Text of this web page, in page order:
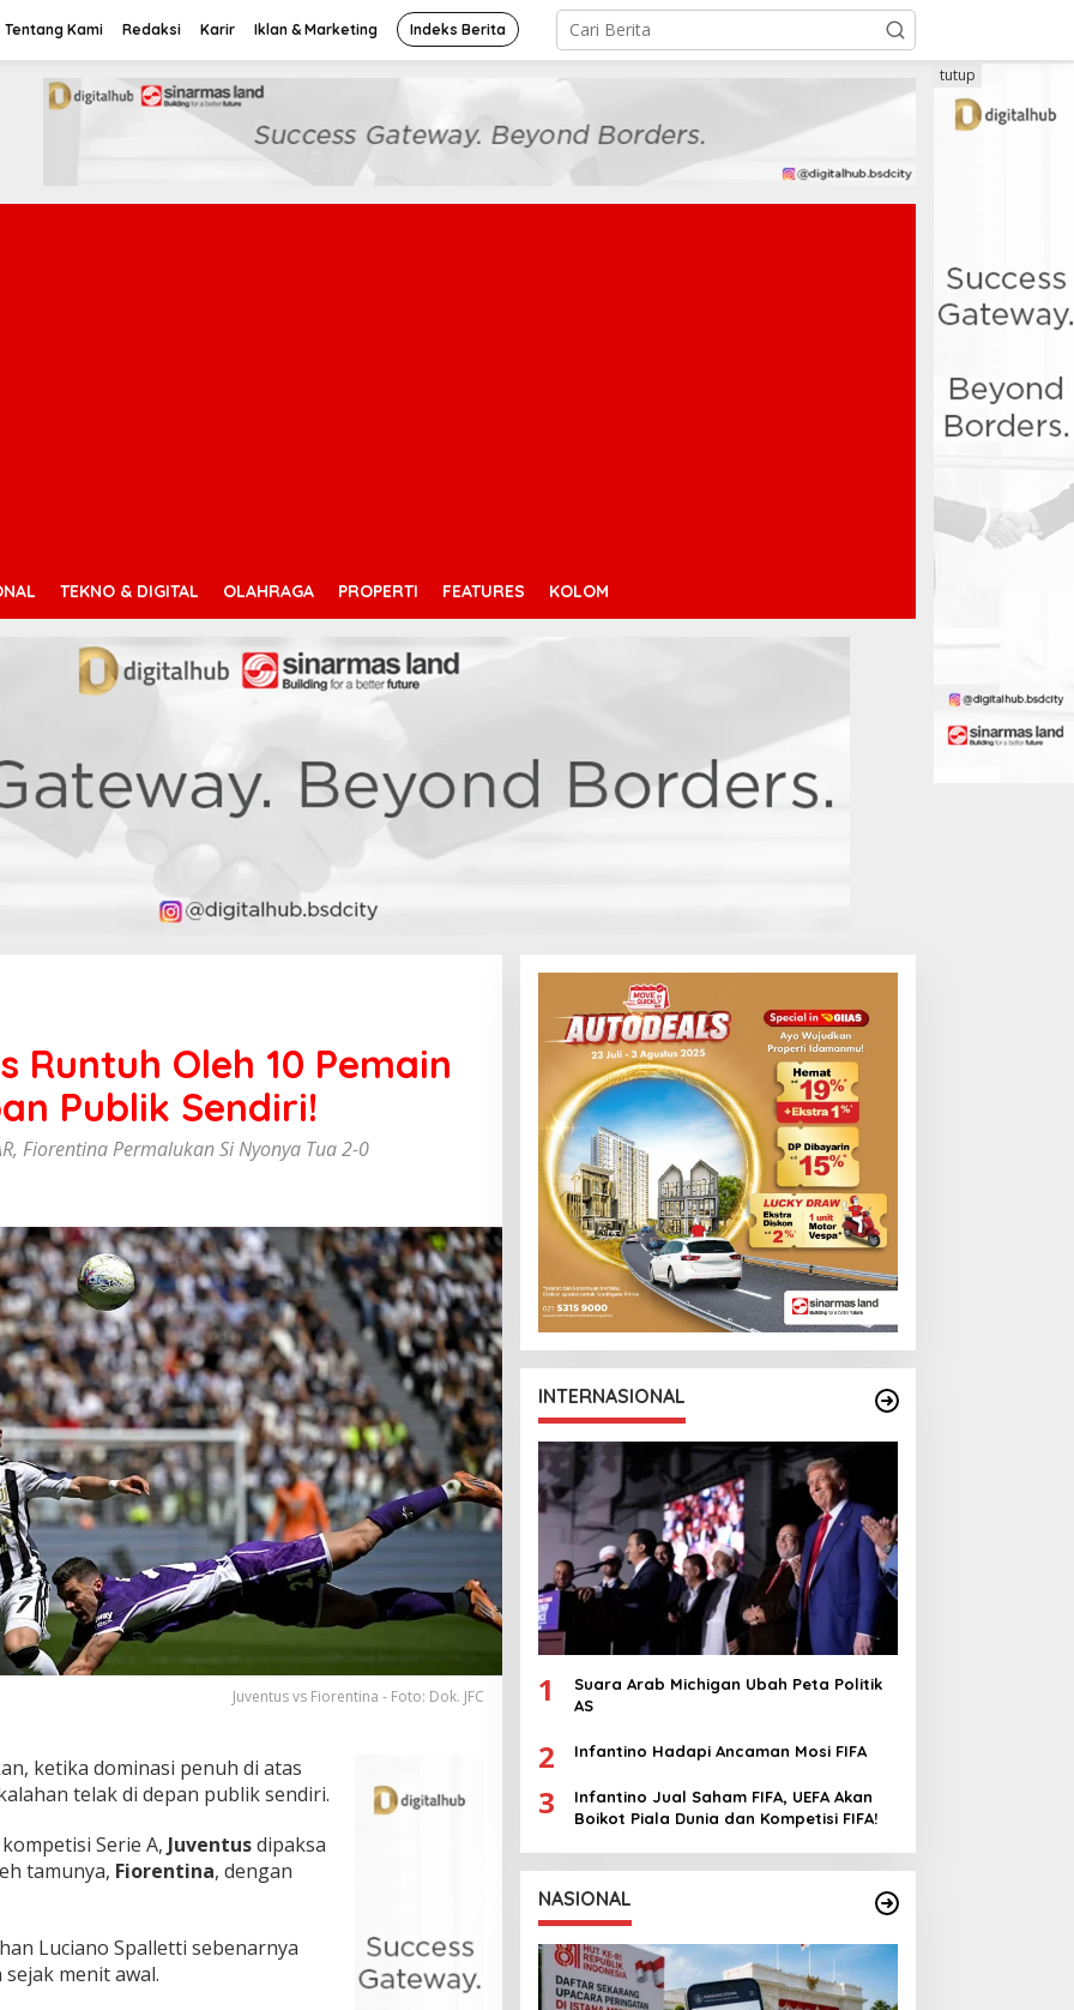
Tentang Kami Redaksi Karir Iklan & Marketing Indeks Berita
TEKNO & DIGITAL OLAHRAGA PROPERTI FEATURES KOLOM
tutup
Runtuh Oleh 10 Pemain
Publik Sendiri!
Fiorentina Permalukan Si Nyonya Tua 2-0
Juventus vs Fiorentina - Foto: Dok. JFC
ketika dominasi penuh di atas
telak di depan publik sendiri.
Serie A, Juventusdipaksa
tamunya, Fiorentina, dengan
Luciano Spalletti sebenarnya
menit awal.
INTERNASIONAL
1
Suara Arab Michigan Ubah Peta Politik
AS
2 Infantino Hadapi Ancaman Mosi FIFA
3
Infantino Jual Saham FIFA, UEFA Akan
Boikot Piala Dunia dan Kompetisi FIFA!
NASIONAL